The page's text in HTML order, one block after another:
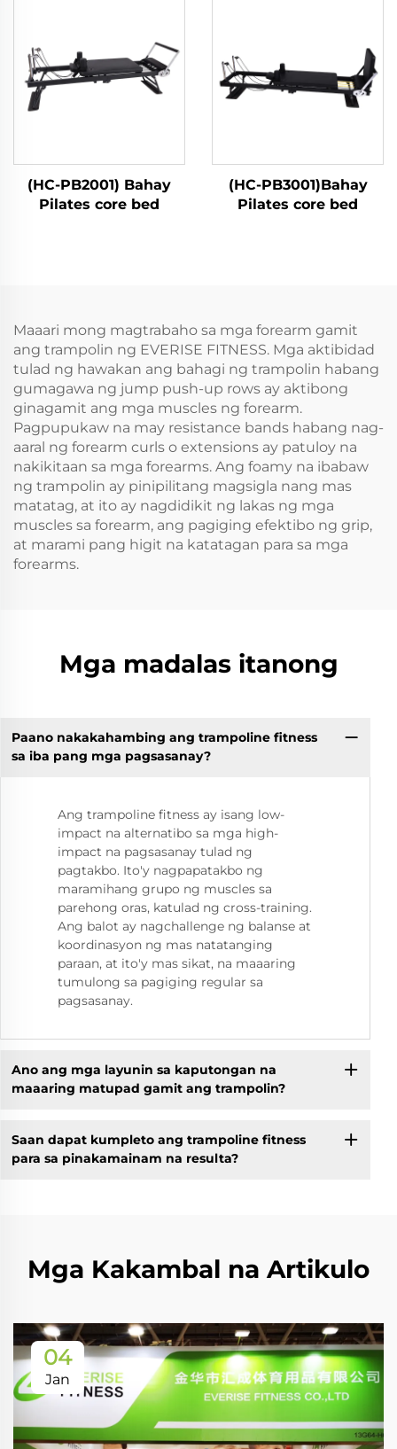
(HC-PB2001) Bahay
Pilates core bed
(HC-PB3001)Bahay
Pilates core bed
Maaari mong magtrabaho sa mga forearm gamit
ang trampolin ng EVERISE FITNESS. Mga aktibidad
tulad ng hawakan ang bahagi ng trampolin habang
gumagawa ng jump push-up rows ay aktibong
ginagamit ang mga muscles ng forearm.
Pagpupukaw na may resistance bands habang nag-
aaral ng forearm curls o extensions ay patuloy na
nakikitaan sa mga forearms. Ang foamy na ibabaw
ng trampolin ay pinipilitang magsigla nang mas
matatag, at ito ay nagdidikit ng lakas ng mga
muscles sa forearm, ang pagiging efektibo ng grip,
at marami pang higit na katatagan para sa mga
forearms.
Mga madalas itanong
Paano nakakahambing ang trampoline fitness
sa iba pang mga pagsasanay?
Ang trampoline fitness ay isang low-
impact na alternatibo sa mga high-
impact na pagsasanay tulad ng
pagtakbo. Ito'y nagpapatakbo ng
maramihang grupo ng muscles sa
parehong oras, katulad ng cross-training.
Ang balot ay nagchallenge ng balanse at
koordinasyon ng mas natatanging
paraan, at ito'y mas sikat, na maaaring
tumulong sa pagiging regular sa
pagsasanay.
Ano ang mga layunin sa kaputongan na
maaaring matupad gamit ang trampolin?
Saan dapat kumpleto ang trampoline fitness
para sa pinakamainam na resulta?
Mga Kakambal na Artikulo
04
Jan